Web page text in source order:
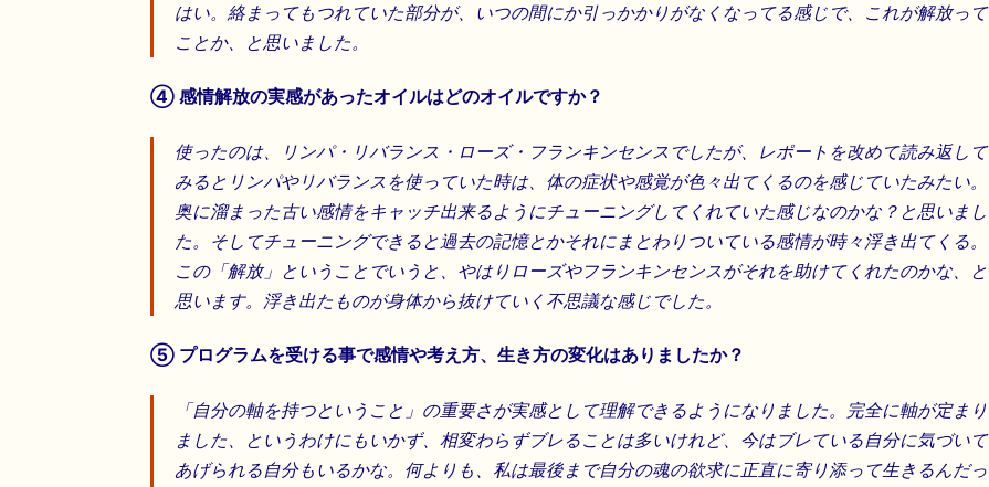
はい。絡まってもつれていた部分が、いつの間にか引っかかりがなくなってる感じで、これが解放って
ことか、と思いました。
④ 感情解放の実感があったオイルはどのオイルですか？
使ったのは、リンパ・リバランス・ローズ・フランキンセンスでしたが、レポートを改めて読み返して
みるとリンパやリバランスを使っていた時は、体の症状や感覚が色々出てくるのを感じていたみたい。
奥に溜まった古い感情をキャッチ出来るようにチューニングしてくれていた感じなのかな？と思いまし
た。そしてチューニングできると過去の記憶とかそれにまとわりついている感情が時々浮き出てくる。
この「解放」ということでいうと、やはりローズやフランキンセンスがそれを助けてくれたのかな、と
思います。浮き出たものが身体から抜けていく不思議な感じでした。
⑤ プログラムを受ける事で感情や考え方、生き方の変化はありましたか？
「自分の軸を持つということ」の重要さが実感として理解できるようになりました。完全に軸が定まり
ました、というわけにもいかず、相変わらずブレることは多いけれど、今はブレている自分に気づいて
あげられる自分もいるかな。何よりも、私は最後まで自分の魂の欲求に正直に寄り添って生きるんだっ